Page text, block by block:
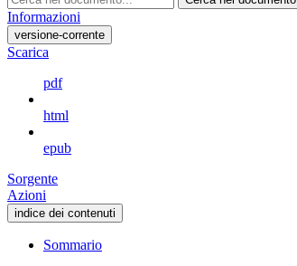
Informazioni
versione-corrente
Scarica
pdf
html
epub
Sorgente
Azioni
indice dei contenuti
Sommario